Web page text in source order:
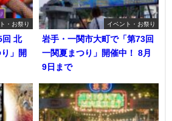
・お祭り
回 北
」開
イベント・お祭り
岩手・一関市大町で「第73回
一関夏まつり」開催中！ 8月
9日まで